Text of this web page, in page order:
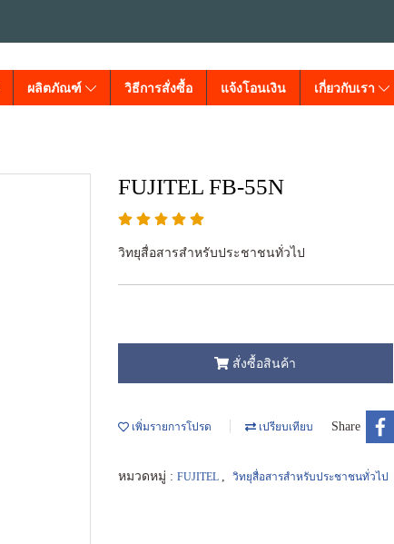
ผลิตภัณฑ์ วิธีการสั่งซื้อ แจ้งโอนเงิน เกี่ยวกับเรา
FUJITEL FB-55N
วิทยุสื่อสารสำหรับประชาชนทั่วไป
สั่งซื้อสินค้า
เพิ่มรายการโปรด เปรียบเทียบ Share
หมวดหมู่ : FUJITEL วิทยุสื่อสารสำหรับประชาชนทั่วไป